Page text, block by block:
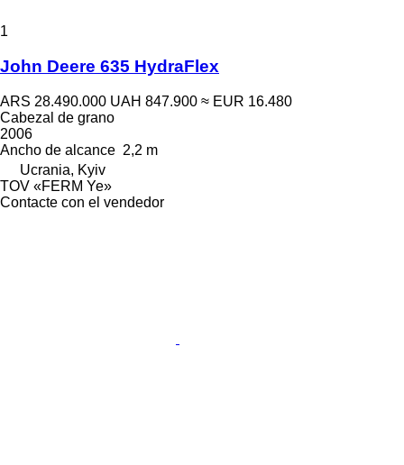
1
John Deere 635 HydraFlex
ARS 28.490.000 UAH 847.900 ≈ EUR 16.480
Cabezal de grano
2006
Ancho de alcance 2,2 m
Ucrania, Kyiv
TOV «FERM Ye»
Contacte con el vendedor